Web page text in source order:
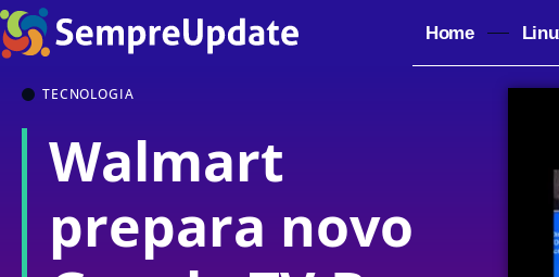
Home
TECNOLOGIA
Walmart
prepara novo